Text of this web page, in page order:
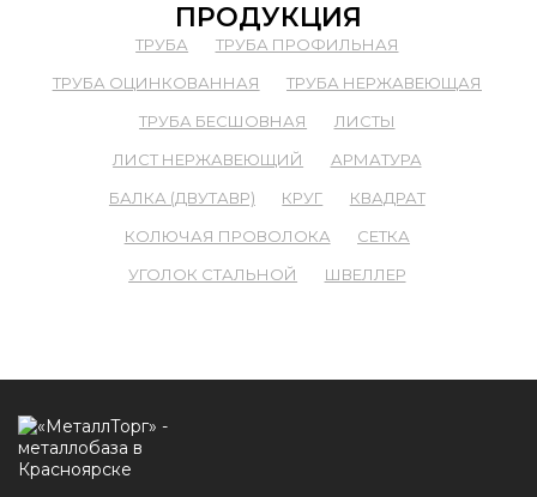
ПРОДУКЦИЯ
ТРУБА
ТРУБА ПРОФИЛЬНАЯ
ТРУБА ОЦИНКОВАННАЯ
ТРУБА НЕРЖАВЕЮЩАЯ
ТРУБА БЕСШОВНАЯ
ЛИСТЫ
ЛИСТ НЕРЖАВЕЮЩИЙ
АРМАТУРА
БАЛКА (ДВУТАВР)
КРУГ
КВАДРАТ
КОЛЮЧАЯ ПРОВОЛОКА
СЕТКА
УГОЛОК СТАЛЬНОЙ
ШВЕЛЛЕР